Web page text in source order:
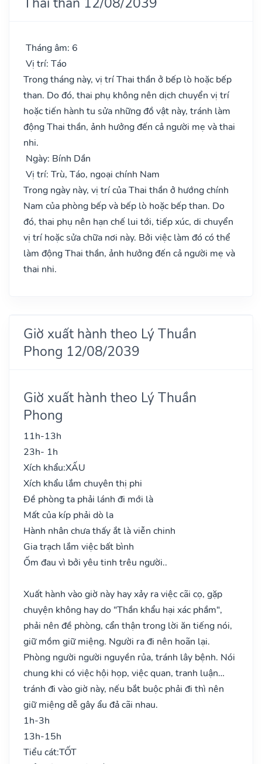
Tháng âm: 6
Vị trí: Táo
Trong tháng này, vị trí Thai thần ở bếp lò hoặc bếp
than. Do đó, thai phụ không nên dịch chuyển vị trí
hoặc tiến hành tu sửa những đồ vật này, tránh làm
động Thai thần, ảnh hưởng đến cả người mẹ và thai
nhi.
Ngày: Bính Dần
Vị trí: Trù, Táo, ngoại chính Nam
Trong ngày này, vị trí của Thai thần ở hướng chính
Nam của phòng bếp và bếp lò hoặc bếp than. Do
đó, thai phụ nên hạn chế lui tới, tiếp xúc, di chuyển
vị trí hoặc sửa chữa nơi này. Bởi việc làm đó có thể
làm động Thai thần, ảnh hưởng đến cả người mẹ và
thai nhi.
Giờ xuất hành theo Lý Thuần
Phong 12/08/2039
Giờ xuất hành theo Lý Thuần
Phong
11h-13h
23h- 1h
Xích khẩu:XẤU
Xích khẩu lắm chuyên thị phi
Đề phòng ta phải lánh đi mới là
Mất của kíp phải dò la
Hành nhân chưa thấy ắt là viễn chinh
Gia trạch lắm việc bất bình
Ốm đau vì bởi yêu tinh trêu người..
Xuất hành vào giờ này hay xảy ra việc cãi cọ, gặp
chuyện không hay do "Thần khẩu hại xác phầm",
phải nên đề phòng, cẩn thận trong lời ăn tiếng nói,
giữ mồm giữ miệng. Người ra đi nên hoãn lại.
Phòng người người nguyền rủa, tránh lây bệnh. Nói
chung khi có việc hội họp, việc quan, tranh luận…
tránh đi vào giờ này, nếu bắt buộc phải đi thì nên
giữ miệng dễ gây ẩu đả cãi nhau.
1h-3h
13h-15h
Tiểu cát:TỐT